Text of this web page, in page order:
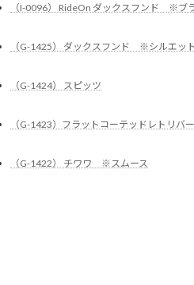
（I-0096） RideOn ダックスフンド ※ブ
（G-1425） ダックスフンド ※シルエッ
（G-1424） スピッツ
（G-1423）フラットコーテッドレトリバー
（G-1422） チワワ ※スムース